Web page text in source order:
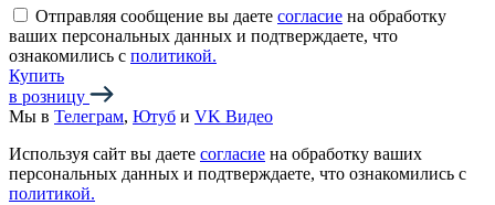
Отправляя сообщение вы даете согласие на обработку
ваших персональных данных и подтверждаете, что
ознакомились с политикой.
Купить
в розницу
Мы в Телеграм, Ютуб и VK Видео
Используя сайт вы даете согласие на обработку ваших
персональных данных и подтверждаете, что ознакомились с
политикой.